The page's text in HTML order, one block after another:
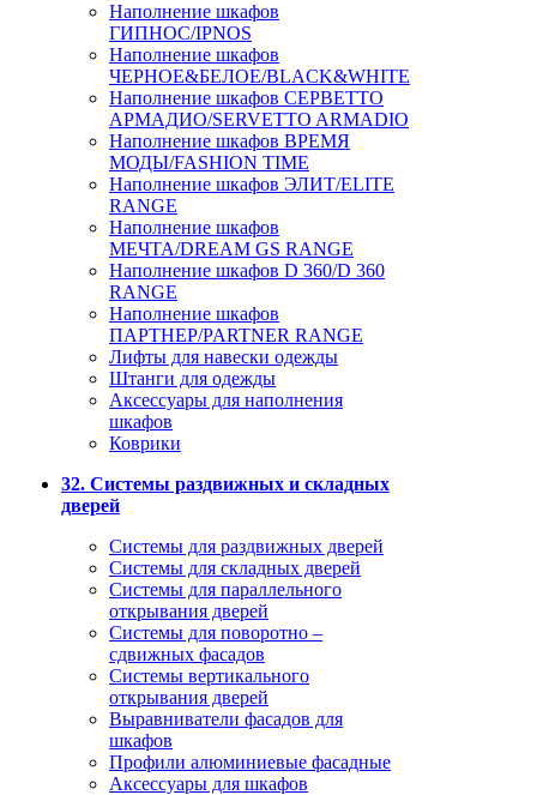
Наполнение шкафов
ГИПНОС/IPNOS
Наполнение шкафов
ЧЕРНОЕ&БЕЛОЕ/BLACK&WHITE
Наполнение шкафов СЕРВЕТТО
АРМАДИО/SERVETTO ARMADIO
Наполнение шкафов ВРЕМЯ
МОДЫ/FASHION TIME
Наполнение шкафов ЭЛИТ/ELITE
RANGE
Наполнение шкафов
МЕЧТА/DREAM GS RANGE
Наполнение шкафов D 360/D 360
RANGE
Наполнение шкафов
ПАРТНЕР/PARTNER RANGE
Лифты для навески одежды
Штанги для одежды
Аксессуары для наполнения
шкафов
Коврики
32. Системы раздвижных и складных
дверей
Системы для раздвижных дверей
Системы для складных дверей
Системы для параллельного
открывания дверей
Системы для поворотно –
сдвижных фасадов
Системы вертикального
открывания дверей
Выравниватели фасадов для
шкафов
Профили алюминиевые фасадные
Аксессуары для шкафов